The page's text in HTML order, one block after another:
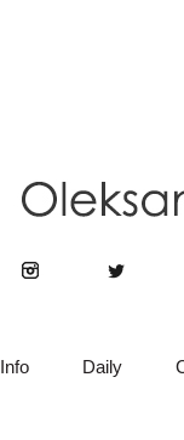
Info Daily